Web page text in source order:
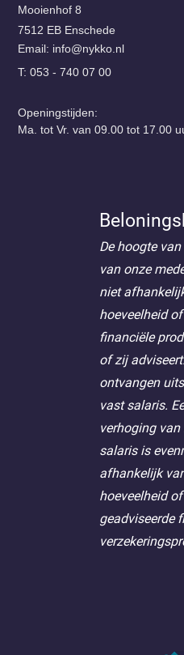
De hoogte
van onze
niet
hoeveelheid
financiële
of zij
ontvangen
vast salaris.
verhoging van
salaris is
afhankelijk
hoeveelheid
geadviseerde
Mooienhof 8
7512 EB Enschede
Email:
ln.okkyn
@ofni
T: 053 - 740 07 00
Openingstijden:
Ma. tot Vr. van 09.00 tot 17.00